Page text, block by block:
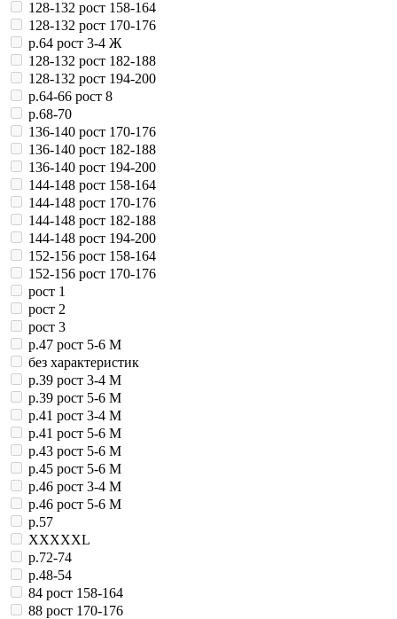
128-132 рост 158-164
128-132 рост 170-176
р.64 рост 3-4 Ж
128-132 рост 182-188
128-132 рост 194-200
р.64-66 рост 8
р.68-70
136-140 рост 170-176
136-140 рост 182-188
136-140 рост 194-200
144-148 рост 158-164
144-148 рост 170-176
144-148 рост 182-188
144-148 рост 194-200
152-156 рост 158-164
152-156 рост 170-176
рост 1
рост 2
рост 3
р.47 рост 5-6 М
без характеристик
р.39 рост 3-4 М
р.39 рост 5-6 М
р.41 рост 3-4 М
р.41 рост 5-6 М
р.43 рост 5-6 М
р.45 рост 5-6 М
р.46 рост 3-4 М
р.46 рост 5-6 М
р.57
XXXXXL
р.72-74
р.48-54
84 рост 158-164
88 рост 170-176